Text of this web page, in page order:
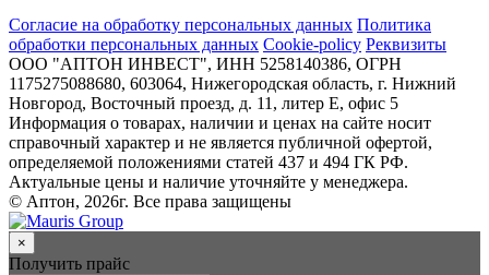
Согласие на обработку персональных данных Политика
обработки персональных данных Cookie-policy Реквизиты
ООО "АПТОН ИНВЕСТ", ИНН 5258140386, ОГРН
1175275088680, 603064, Нижегородская область, г. Нижний
Новгород, Восточный проезд, д. 11, литер Е, офис 5
Информация о товарах, наличии и ценах на сайте носит
справочный характер и не является публичной офертой,
определяемой положениями статей 437 и 494 ГК РФ.
Актуальные цены и наличие уточняйте у менеджера.
© Аптон, 2026г. Все права защищены
×
Получить прайс